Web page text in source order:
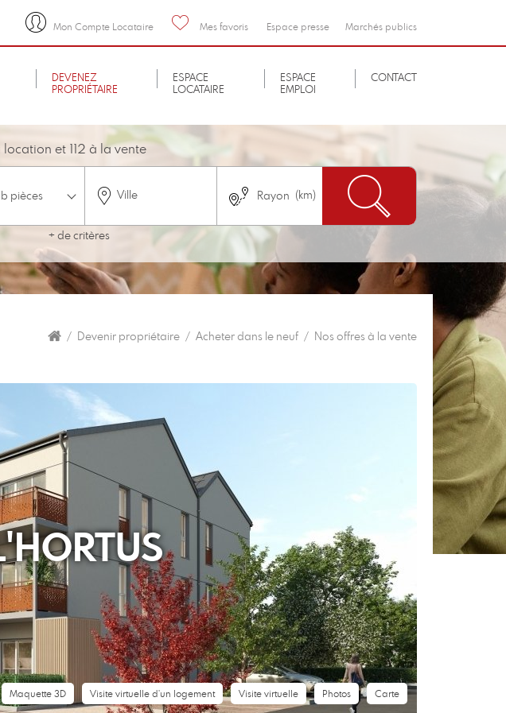
Mon Compte Locataire Mes favoris Espace presse Marchés publics
DEVENEZ
PROPRIÉTAIRE
ESPACE
LOCATAIRE
ESPACE
EMPLOI
CONTACT
et 112 à la vente
Ville
+ de critères
Devenir propriétaire Acheter dans le neuf Nos offres à la vente
Carte
Photos
Visite virtuelle
Visite virtuelle d'un logement
Maquette 3D